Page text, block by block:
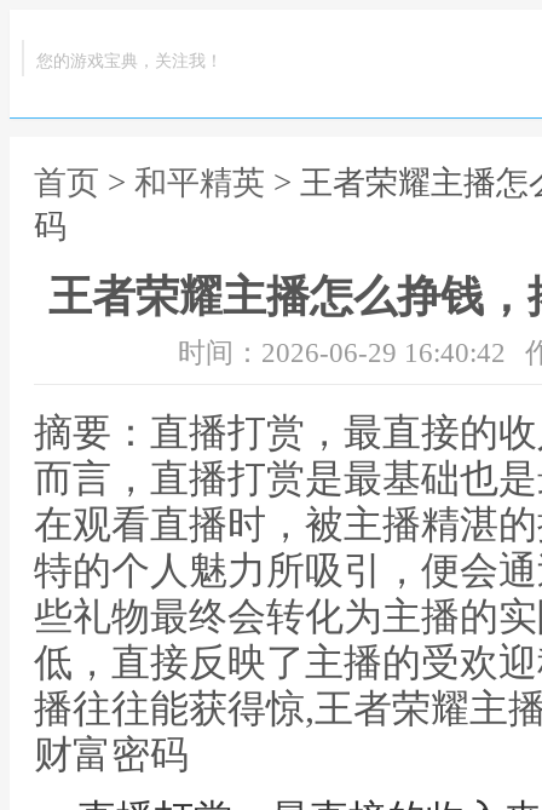
您的游戏宝典，关注我！
首页 > 和平精英 > 王者荣耀主播
码
王者荣耀主播怎么挣钱
时间：2026-06-29 16:40:42
摘要：直播打赏，最直接的
而言，直播打赏是最基础也
在观看直播时，被主播精湛
特的个人魅力所吸引，便会
些礼物最终会转化为主播的
低，直接反映了主播的受欢
播往往能获得惊,王者荣耀主
财富密码